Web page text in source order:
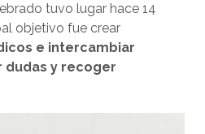
tuvo lugar hace 14
objetivo fue crear
e intercambiar
dudas y recoger